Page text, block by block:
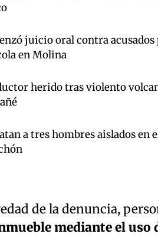
juicio oral contra
en Molina
herido tras violento
a tres hombres aislados en
de la denuncia,
mediante el